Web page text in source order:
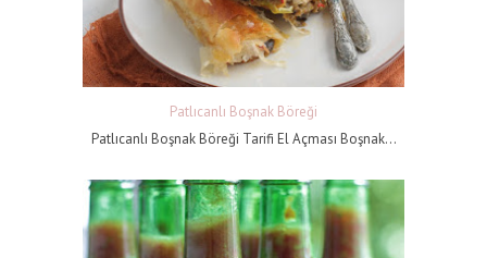
Patlıcanlı Boşnak Böreği
Patlıcanlı Boşnak Böreği Tarifi El Açması Boşnak...